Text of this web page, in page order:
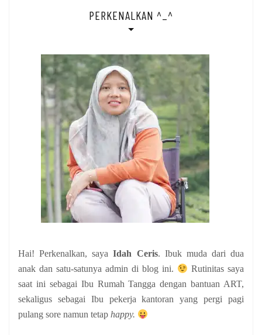
PERKENALKAN ^_^
Hai! Perkenalkan, sayaIdah Ceris. Ibuk muda dari dua
anak dan satu-satunya admin di blog ini.
Rutinitas saya
saat ini sebagai Ibu Rumah Tangga dengan bantuan ART,
sekaligus sebagai Ibu pekerja kantoran yang pergi pagi
pulang sore namun tetap happy.